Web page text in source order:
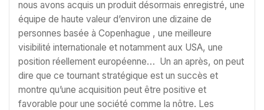
nous avons acquis un produit désormais enregistré, une
équipe de haute valeur d’environ une dizaine de
personnes basée à Copenhague , une meilleure
visibilité internationale et notamment aux USA, une
position réellement européenne… Un an après, on peut
dire que ce tournant stratégique est un succès et
montre qu’une acquisition peut être positive et
favorable pour une société comme la nôtre. Les